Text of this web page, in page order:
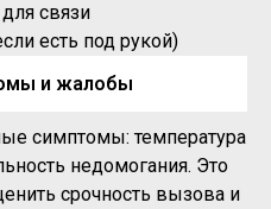
связи
есть под рукой)
и жалобы
симптомы: температура
недомогания. Это
срочность вызова и